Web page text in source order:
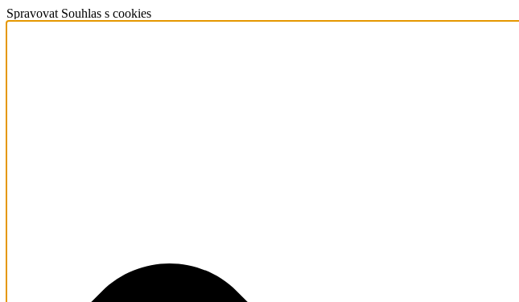
Spravovat Souhlas s cookies